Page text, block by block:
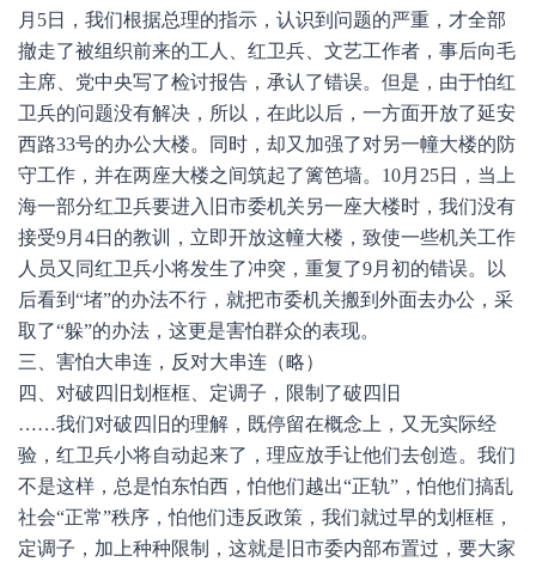
月5日，我们根据总理的指示，认识到问题的严重，才全部
撤走了被组织前来的工人、红卫兵、文艺工作者，事后向毛
主席、党中央写了检讨报告，承认了错误。但是，由于怕红
卫兵的问题没有解决，所以，在此以后，一方面开放了延安
西路33号的办公大楼。同时，却又加强了对另一幢大楼的防
守工作，并在两座大楼之间筑起了篱笆墙。10月25日，当上
海一部分红卫兵要进入旧市委机关另一座大楼时，我们没有
接受9月4日的教训，立即开放这幢大楼，致使一些机关工作
人员又同红卫兵小将发生了冲突，重复了9月初的错误。以
后看到“堵”的办法不行，就把市委机关搬到外面去办公，采
取了“躲”的办法，这更是害怕群众的表现。
三、害怕大串连，反对大串连（略）
四、对破四旧划框框、定调子，限制了破四旧
……我们对破四旧的理解，既停留在概念上，又无实际经
验，红卫兵小将自动起来了，理应放手让他们去创造。我们
不是这样，总是怕东怕西，怕他们越出“正轨”，怕他们搞乱
社会“正常”秩序，怕他们违反政策，我们就过早的划框框，
定调子，加上种种限制，这就是旧市委内部布置过，要大家